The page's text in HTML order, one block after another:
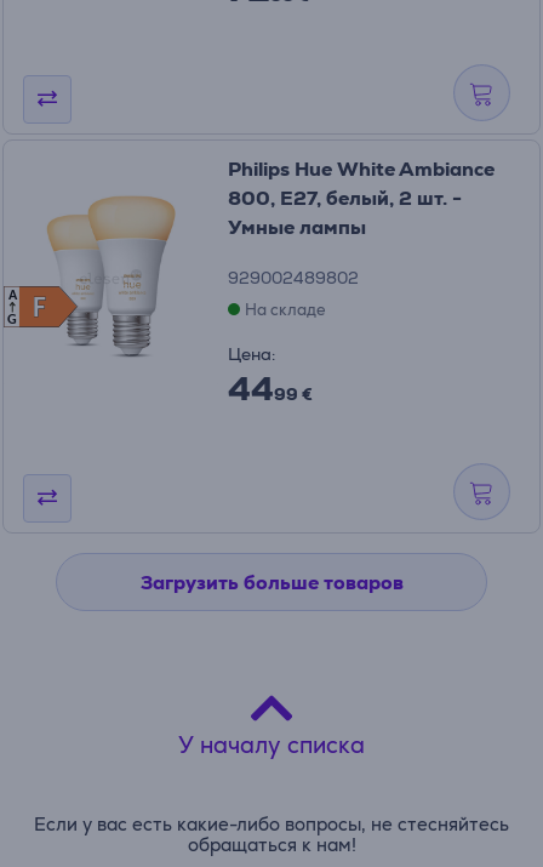
F
F
A
G
Philips Hue White Ambiance
800, E27, белый, 2 шт. -
Умные лампы
929002489802
На складе
Цена:
4499 €
Загрузить больше товаров
У началу списка
Если у вас есть какие-либо вопросы, не стесняйтесь
обращаться к нам!